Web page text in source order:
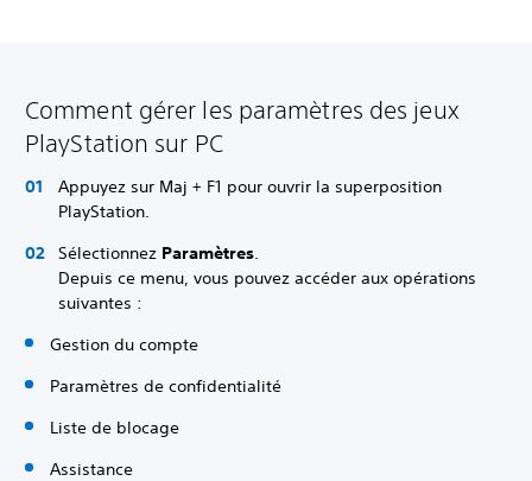
Comment gérer les paramètres des jeux
PlayStation sur PC
Appuyez sur Maj + F1 pour ouvrir la superposition
PlayStation.
Sélectionnez Paramètres.
Depuis ce menu, vous pouvez accéder aux opérations
suivantes :
Gestion du compte
Paramètres de confidentialité
Liste de blocage
Assistance